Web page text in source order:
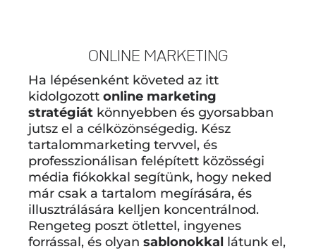
ONLINE MARKETING
Ha lépésenként követed az itt
kidolgozott online marketing
stratégiát könnyebben és gyorsabban
jutsz el a célközönségedig. Kész
tartalommarketing tervvel, és
professzionálisan felépített közösségi
média fiókokkal segítünk, hogy neked
már csak a tartalom megírására, és
illusztrálására kelljen koncentrálnod.
Rengeteg poszt ötlettel, ingyenes
forrással, és olyan sablonokkal látunk el,